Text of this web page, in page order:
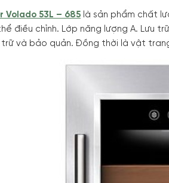
Volado 53L – 685 là sản phẩm chất
điều chỉnh. Lớp năng lượng A.
và bảo quản. Đồng thời là vật